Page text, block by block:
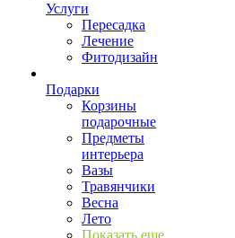
Услуги
Пересадка
Лечение
Фитодизайн
Подарки
Корзины
подарочные
Предметы
интерьера
Вазы
Травянчики
Весна
Лето